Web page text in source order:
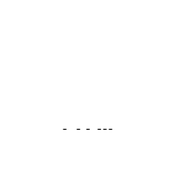
- - - ---